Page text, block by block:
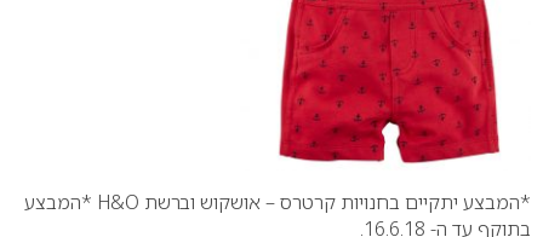
*המבצע יתקיים בחנויות קרטרס – אושקוש וברשת H&O
*המבצע
בתוקף עד ה- 16.6.18.